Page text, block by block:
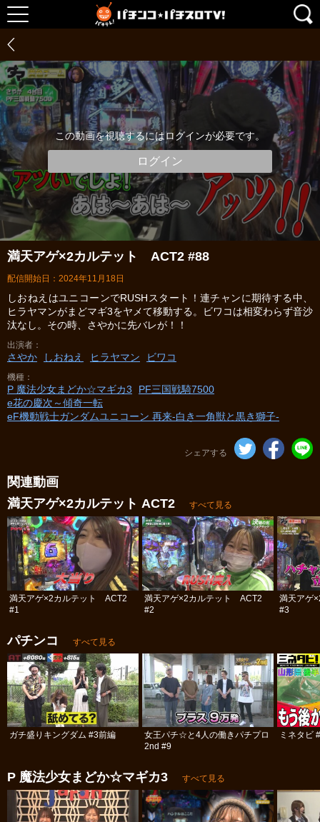
この動画を視聴するにはログインが必要です。
ログイン
満天アゲ×2カルテット ACT2 #88
配信開始日：2024年11月18日
しおねえはユニコーンでRUSHスタート！連チャンに期待する中、
ヒラヤマンがまどマギ3をヤメて移動する。ビワコは相変わらず音沙
汰なし。その時、さやかに先バレが！！
出演者
さやか しおねえ ヒラヤマン ビワコ
機種
P 魔法少女まどか☆マギカ3
PF三国戦騎7500
e花の慶次～傾奇一転
eF機動戦士ガンダムユニコーン 再来‐白き一角獣と黒き獅子‐
シェアする
関連動画
満天アゲ×2カルテット ACT2
すべて見る
満天アゲ×2カルテット ACT2
#1
満天アゲ×2カルテット ACT2
#2
満天アゲ
#3
パチンコ すべて見る
ガチ盛りキングダム #3前編
女王パチ☆と4人の働きパチプロ
2nd #9
ミネタビ
P 魔法少女まどか☆マギカ3 すべて見る